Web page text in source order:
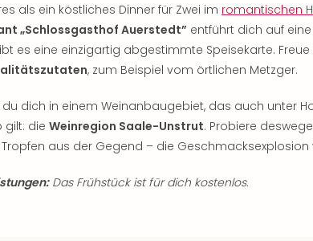
als ein köstliches Dinner für Zwei im romantischen
„Schlossgasthof Auerstedt” entführt dich auf
es eine einzigartig abgestimmte Speisekarte.
, zum Beispiel vom örtlichen Metzger.
dich in einem Weinanbaugebiet, das auch unter
gilt: die Weinregion Saale-Unstrut. Probiere
Tropfen aus der Gegend – die
Das Frühstück ist für dich kostenlos.